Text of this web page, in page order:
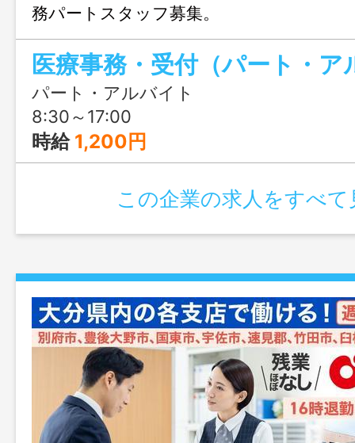
務パートスタッフ募集。
医療事務・受付（パート・ア
パート・アルバイト
8:30～17:00
時給 1,200円
この企業の求人をすべて